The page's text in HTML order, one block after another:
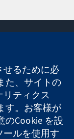
お問い合わせ
ニュース
広報
コクランにつ
いて
採用
Cochrane
せるために必
た、サイトの
ティクス
す。お客様が
のCookie を設
ルを使用す